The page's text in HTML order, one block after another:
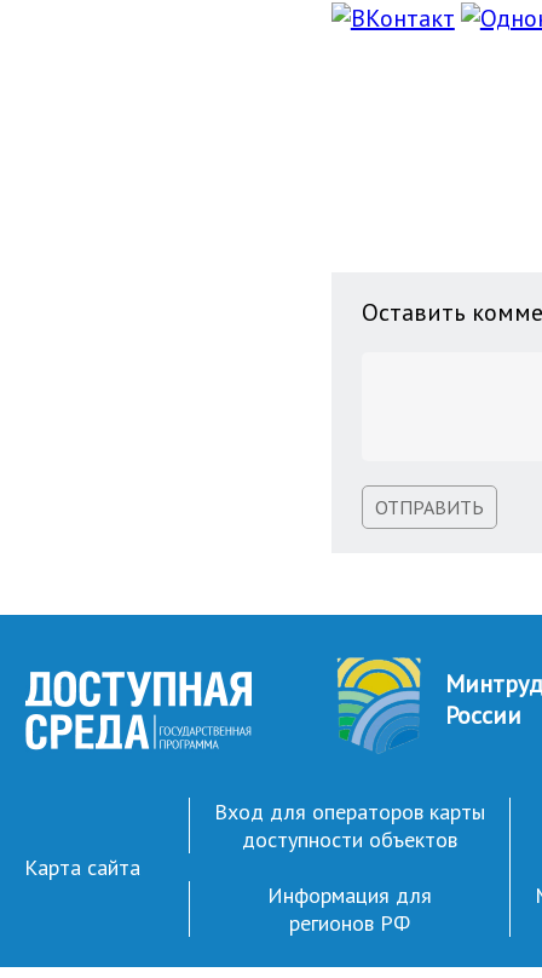
Оставить
ОТПРАВИТЬ
Минтруд
России
Карта сайта
Вход для операторов карты
доступности объектов
Информация для
регионов РФ